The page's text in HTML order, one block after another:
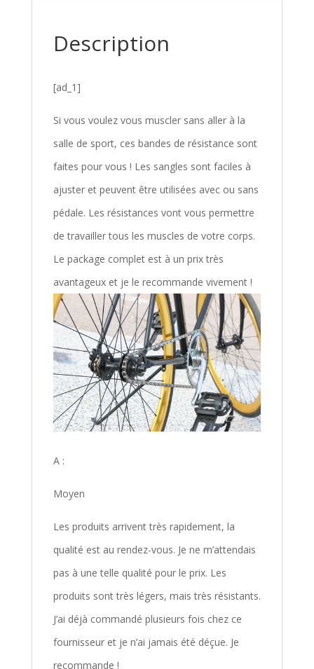
Description
[ad_1]
Si vous voulez vous muscler sans aller à la
salle de sport, ces bandes de résistance sont
faites pour vous ! Les sangles sont faciles à
ajuster et peuvent être utilisées avec ou sans
pédale. Les résistances vont vous permettre
de travailler tous les muscles de votre corps.
Le package complet est à un prix très
avantageux et je le recommande vivement !
A :
Moyen
Les produits arrivent très rapidement, la
qualité est au rendez-vous. Je ne m’attendais
pas à une telle qualité pour le prix. Les
produits sont très légers, mais très résistants.
J’ai déjà commandé plusieurs fois chez ce
fournisseur et je n’ai jamais été déçue. Je
recommande !